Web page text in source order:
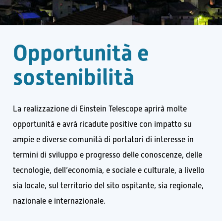
Opportunità e
sostenibilità
La realizzazione di Einstein Telescope aprirà molte
opportunità e avrà ricadute positive con impatto su
ampie e diverse comunità di portatori di interesse in
termini di sviluppo e progresso delle conoscenze, delle
tecnologie, dell’economia, e sociale e culturale, a livello
sia locale, sul territorio del sito ospitante, sia regionale,
nazionale e internazionale.